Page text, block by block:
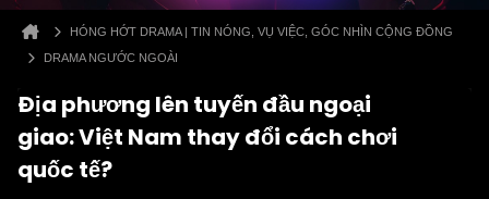
HÓNG HỚT DRAMA | TIN NÓNG, VỤ VIỆC, GÓC NHÌN CỘNG ĐỒNG
DRAMA NGƯỚC NGOÀI
Địa phương lên tuyến đầu ngoại
giao: Việt Nam thay đổi cách chơi
quốc tế?